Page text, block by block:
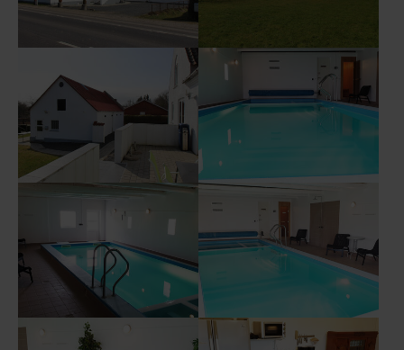
Show larger version
Show larger version Show larger version
Show larger version Show larger version